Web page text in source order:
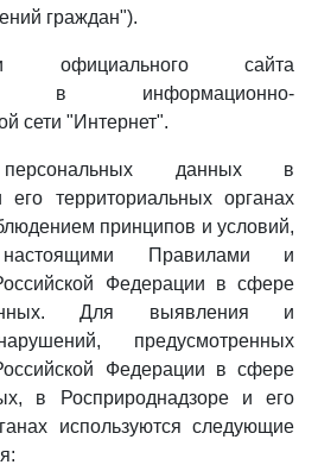
граждан").
официального сайта
в информационно-
сети "Интернет".
данных в
его территориальных органах
принципов и условий,
настоящими Правилами и
Федерации в сфере
Для выявления и
предусмотренных
Федерации в сфере
в Росприроднадзоре и его
используются следующие